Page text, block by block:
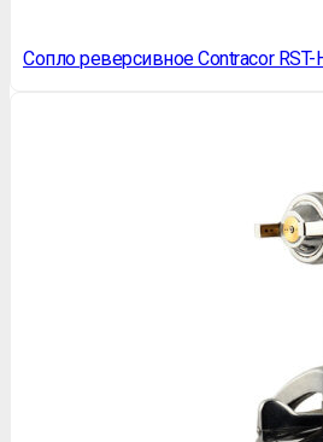
Сопло реверсивное Contracor